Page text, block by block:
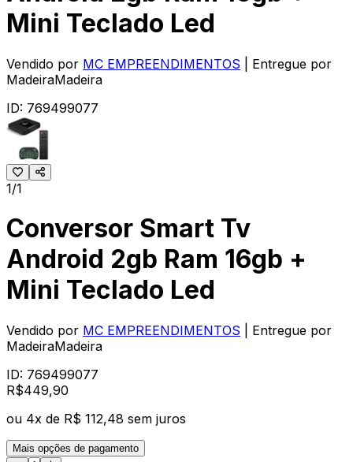
Mini Teclado Led
Vendido por MC EMPREENDIMENTOS
| Entregue por
MadeiraMadeira
ID: 769499077
1/1
Conversor Smart Tv
Android 2gb Ram 16gb +
Mini Teclado Led
Vendido por MC EMPREENDIMENTOS
| Entregue por
MadeiraMadeira
ID: 769499077
R$449,90
ou 4x de R$ 112,48 sem juros
Mais opções de pagamento